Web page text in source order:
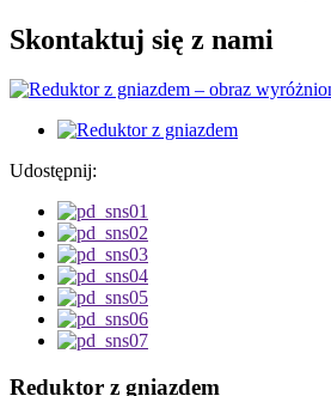
Skontaktuj się z nami
Udostępnij:
Reduktor z gniazdem